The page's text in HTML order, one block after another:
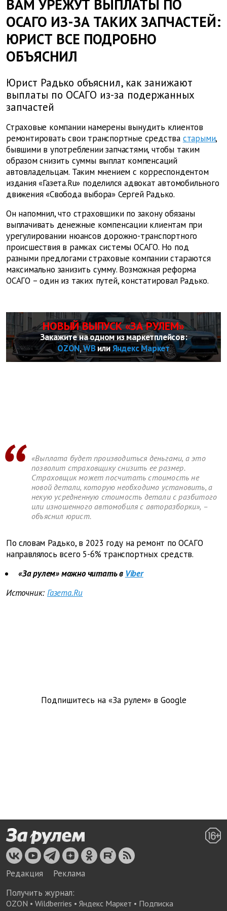
ВАМ УРЕЖУТ ВЫПЛАТЫ ПО
ОСАГО ИЗ-ЗА ТАКИХ ЗАПЧАСТЕЙ:
ЮРИСТ ВСЕ ПОДРОБНО
ОБЪЯСНИЛ
Юрист Радько объяснил, как занижают
выплаты по ОСАГО из-за подержанных
запчастей
Страховые компании намерены вынудить клиентов
ремонтировать свои транспортные средства старыми,
бывшими в употреблении запчастями, чтобы таким
образом снизить суммы выплат компенсаций
автовладельцам. Таким мнением с корреспондентом
издания «Газета.Ru» поделился адвокат автомобильного
движения «Свобода выбора» Сергей Радько.
Он напомнил, что страховщики по закону обязаны
выплачивать денежные компенсации клиентам при
урегулировании нюансов дорожно-транспортного
происшествия в рамках системы ОСАГО. Но под
разными предлогами страховые компании стараются
максимально занизить сумму. Возможная реформа
ОСАГО – один из таких путей, констатировал Радько.
НОВЫЙ ВЫПУСК «ЗА РУЛЕМ»
Закажите на одном из маркетплейсов:
OZON,WBилиЯндекс Маркет
«Выплата будет производиться деньгами, а это
позволит страховщику снизить ее размер.
Страховщик может посчитать стоимость не
новой детали, которую необходимо установить, а
некую усредненную стоимость детали с разбитого
или изношенного автомобиля с авторазборки», –
объяснил юрист.
По словам Радько, в 2023 году на ремонт по ОСАГО
направлялось всего 5-6% транспортных средств.
«За рулем» можно читать в Viber
Источник: Газета.Ru
Подпишитесь на «За рулем» в Google
Редакция
Реклама
Получить журнал:
OZON • Wildberries • Яндекс Маркет • Подписка